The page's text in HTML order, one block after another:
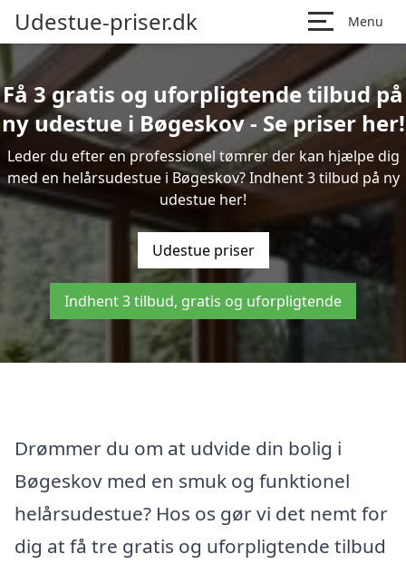
Udestue-priser.dk Menu
Få 3 gratis og uforpligtende tilbud på
ny udestue i Bøgeskov - Se priser her!
Leder du efter en professionel tømrer der kan hjælpe dig
med en helårsudestue i Bøgeskov? Indhent 3 tilbud på ny
udestue her!
Udestue priser
Indhent 3 tilbud, gratis og uforpligtende
Drømmer du om at udvide din bolig i
Bøgeskov med en smuk og funktionel
helårsudestue? Hos os gør vi det nemt for
dig at få tre gratis og uforpligtende tilbud